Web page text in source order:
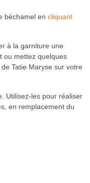
béchamel en cliquant
à la garniture une
ou mettez quelques
Tatie Maryse sur votre
Utilisez-les pour réaliser
en remplacement du